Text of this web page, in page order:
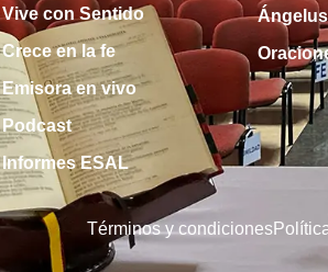
Vive con Sentido
Crece en la fe
Emisora en vivo
Podcast
Informes ESAL
Ángelus
Términos y condiciones